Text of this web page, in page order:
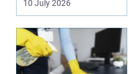
varmeregningen og få
et sunde...
10 July 2026